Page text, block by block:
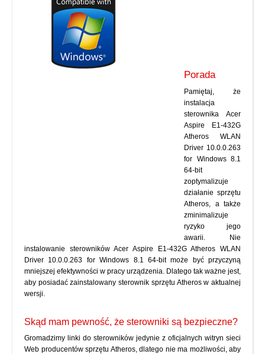
Porada
Pamiętaj, że
instalacja
sterownika Acer
Aspire E1-432G
Atheros WLAN
Driver 10.0.0.263
for Windows 8.1
64-bit
zoptymalizuje
działanie sprzętu
Atheros, a także
zminimalizuje
ryzyko jego
awarii. Nie
instalowanie sterowników Acer Aspire E1-432G Atheros WLAN
Driver 10.0.0.263 for Windows 8.1 64-bit może być przyczyną
mniejszej efektywności w pracy urządzenia. Dlatego tak ważne jest,
aby posiadać zainstalowany sterownik sprzętu Atheros w aktualnej
wersji.
Skąd mam pewność, że sterowniki są bezpieczne?
Gromadzimy linki do sterowników jedynie z oficjalnych witryn sieci
Web producentów sprzętu Atheros, dlatego nie ma możliwości, aby